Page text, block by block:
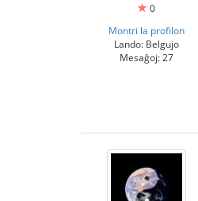
0
Montri la profilon
Lando: Belgujo
Mesaĝoj: 27